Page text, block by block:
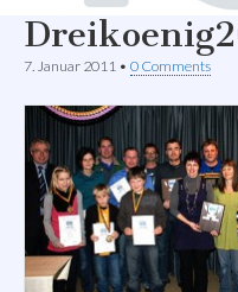
7. Januar 2011 • 0 Comments